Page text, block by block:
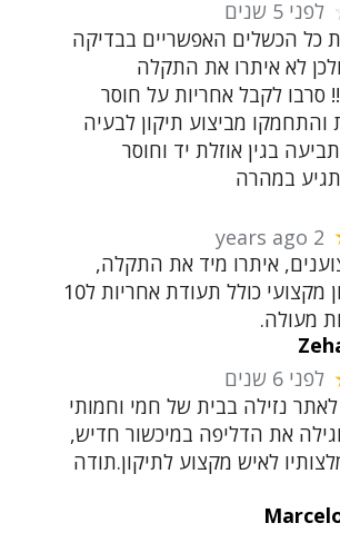
לפני 5 שנים
כל הכשלים האפשריים בבדיקה
לא איתרו את התקלה
סרבו לקבל אחריות על חוסר
והתחמקו מביצוע תיקון לבעיה
בגין אוזלת יד וחוסר
במהרה
2 years ago
איתרו מיד את התקלה,
ביצעו תיקון מקצועי כולל תעודת אחריות ל10
מעולה.
לפני 6 שנים
נזילה בבית של חמי וחמותי
את הדליפה במיכשור חדיש,
לאיש מקצוע לתיקון.תודה